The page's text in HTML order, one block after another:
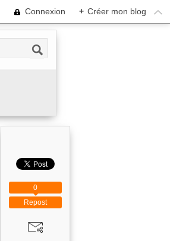
Connexion + Créer mon blog
Repost
0